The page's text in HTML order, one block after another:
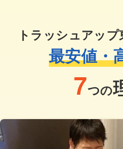
トラッシュアッ
最安値・
7つの